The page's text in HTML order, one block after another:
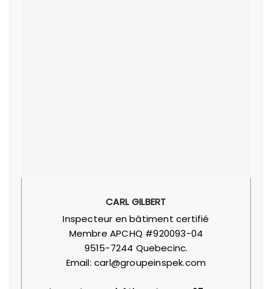
CARL GILBERT
Inspecteur en bâtiment certifié
Membre APCHQ #920093-04
9515-7244 Quebecinc.
Email: carl@groupeinspek.com